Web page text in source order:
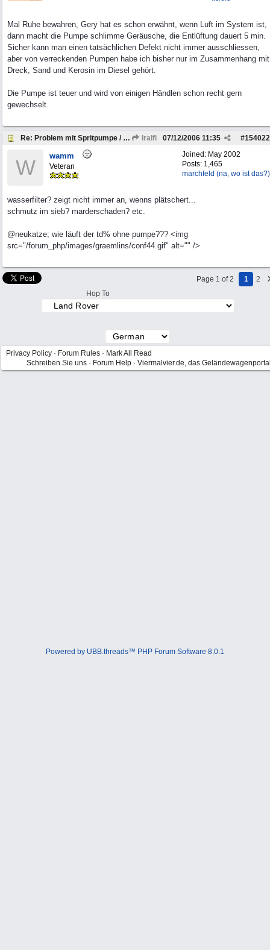
Mal Ruhe bewahren, Gery hat es schon erwähnt, wenn Luft im System ist,
dann macht die Pumpe schlimme Geräusche, die Entlüftung dauert 5 min.
Sicher kann man einen tatsächlichen Defekt nicht immer ausschliessen,
aber von verreckenden Pumpen habe ich bisher nur im Zusammenhang mit
Dreck, Sand und Kerosin im Diesel gehört.
Die Pumpe ist teuer und wird von einigen Händlen schon recht gern
gewechselt.
Re: Problem mit Spritpumpe / Gasannahme lralfi #154022
07/12/2006 11:35
Joined: May 2002
Posts: 1,465
marchfeld (na, wo ist das?)
W wamm
Veteran
wasserfilter? zeigt nicht immer an, wenns plätschert...
schmutz im sieb? marderschaden? etc.
@neukatze; wie läuft der td% ohne pumpe??? <img
src="/forum_php/images/graemlins/conf44.gif" alt="" />
Page 1 of 2 1
2
Hop To
Privacy Policy · Forum Rules · Mark All Read
Schreiben Sie uns · Forum Help · Viermalvier.de, das
Powered by UBB.threads™ PHP Forum Software 8.0.1